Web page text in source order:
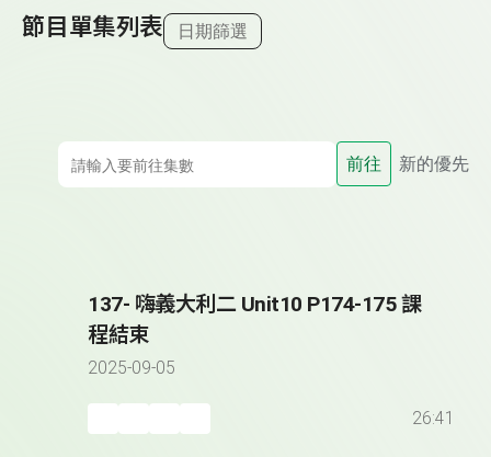
節目單集列表 日期篩選
前往 新的優先
137- 嗨義大利二 Unit10 P174-175 課
程結束
2025-09-05
26:41